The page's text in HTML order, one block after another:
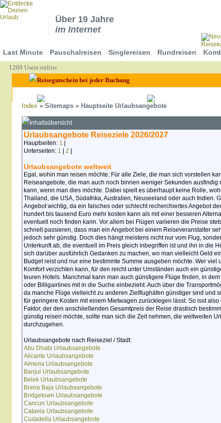
Über 19 Jahre
im Internet
Last Minute Pauschalreisen Singlereisen Rundreisen
1200 Users online
Index » Sitemaps » Hauptseite Urlaubsangebote
Inhaltsübersicht
Urlaubsangebote Reiseziele 2026/2027
Hauptseiten: 1
Unterseiten: 1 2
Urlaubsangebote weltweit
Egal, wohin man reisen möchte: Für alle Ziele, die man sich vorstellen
Reiseangebote, die man auch noch binnen weniger Sekunden
kann, wenn man dies möchte. Dabei spielt es überhaupt keine Rolle,
Thailand, die USA, Südafrika, Australien, Neuseeland oder auch Indien.
Angebot wichtig, da ein falsches oder schlecht recherchiertes Angebot
hundert bis tausend Euro mehr kosten kann als mit einer besseren
eventuell noch finden kann. Vor allem bei Flügen variieren die Preise
schnell passieren, dass man ein Angebot bei einem Reiseveranstalter
jedoch sehr günstig. Doch dies hängt meistens nicht nur vom Flug,
Unterkunft ab, die eventuell im Preis gleich inbegriffen ist und ihn in die
sich darüber ausführlich Gedanken zu machen, wo man vielleicht Geld
Budget reist und nur eine bestimmte Summe ausgeben möchte. Wer viel
Komfort verzichten kann, für den reicht unter Umständen auch ein
teuren Hotels. Manchmal kann man auch günstigere Flüge finden, in
oder Billigairlines mit in die Suche einbezieht. Auch über die
da manche Flüge vielleicht zu anderen Zielflughäfen günstiger sind und
für geringere Kosten mit einem Mietwagen zurücklegen lässt. So isst
Faktor, der den anschließenden Gesamtpreis der Reise drastisch
günstig reisen möchte, sollte man sich die Zeit nehmen, die weltweiten
durchzugehen.
Urlaubsangebote nach Reiseziel / Stadt:
Abu Dhabi Urlaubsangebote
Alicante Urlaubsangebote
Almeria Urlaubsangebote
Banjul Urlaubsangebote
Belek Urlaubsangebote
Brena Baja Urlaubsangebote
Bridgetown Urlaubsangebote
Cancun Urlaubsangebote
Catania Urlaubsangebote
Ciutadella Urlaubsangebote